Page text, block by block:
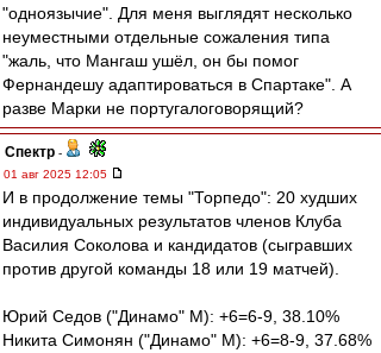
"одноязычие". Для меня выглядят несколько
неуместными отдельные сожаления типа
"жаль, что Мангаш ушёл, он бы помог
Фернандешу адаптироваться в Спартаке". А
разве Марки не португалоговорящий?
Спектр -
01 авг 2025 12:05
И в продолжение темы "Торпедо": 20 худших
индивидуальных результатов членов Клуба
Василия Соколова и кандидатов (сыгравших
против другой команды 18 или 19 матчей).
Юрий Седов ("Динамо" М): +6=6-9, 38.10%
Никита Симонян ("Динамо" М): +6=8-9, 37.68%